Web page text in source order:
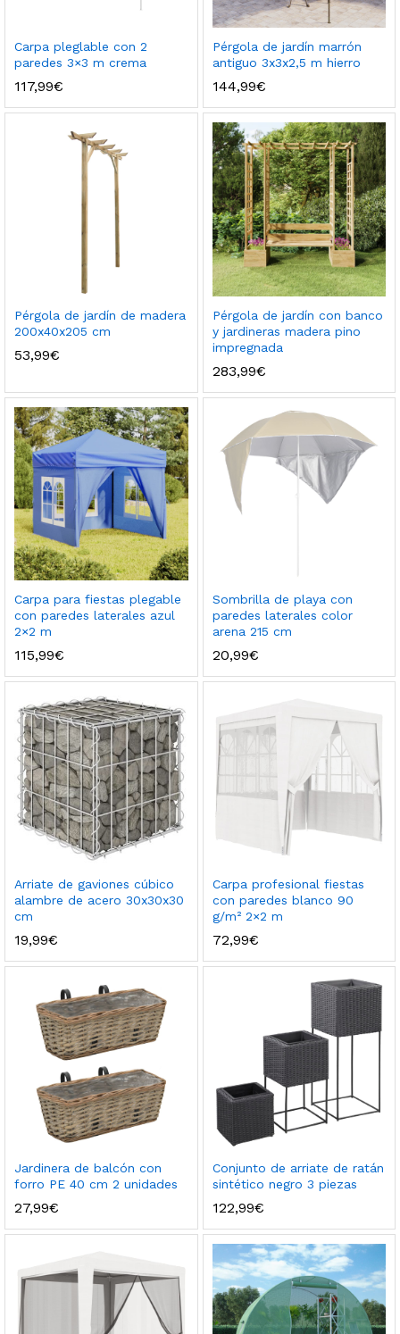
Carpa pleglable con 2
paredes 3×3 m crema
117,99€
Pérgola de jardín marrón
antiguo 3x3x2,5 m hierro
144,99€
Pérgola de jardín de madera
200x40x205 cm
53,99€
Pérgola de jardín con banco
y jardineras madera pino
impregnada
283,99€
Carpa para fiestas plegable
con paredes laterales azul
2×2 m
115,99€
Sombrilla de playa con
paredes laterales color
arena 215 cm
20,99€
Arriate de gaviones cúbico
alambre de acero 30x30x30
cm
19,99€
Carpa profesional fiestas
con paredes blanco 90
g/m² 2×2 m
72,99€
Jardinera de balcón con
forro PE 40 cm 2 unidades
27,99€
Conjunto de arriate de ratán
sintético negro 3 piezas
122,99€